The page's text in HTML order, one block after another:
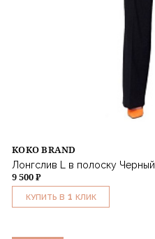
KOKO BRAND
Лонгслив L в полоску Черный
9 500 ₽
КУПИТЬ В 1 КЛИК